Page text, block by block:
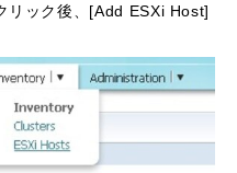
ック後、[Add ESXi Host]